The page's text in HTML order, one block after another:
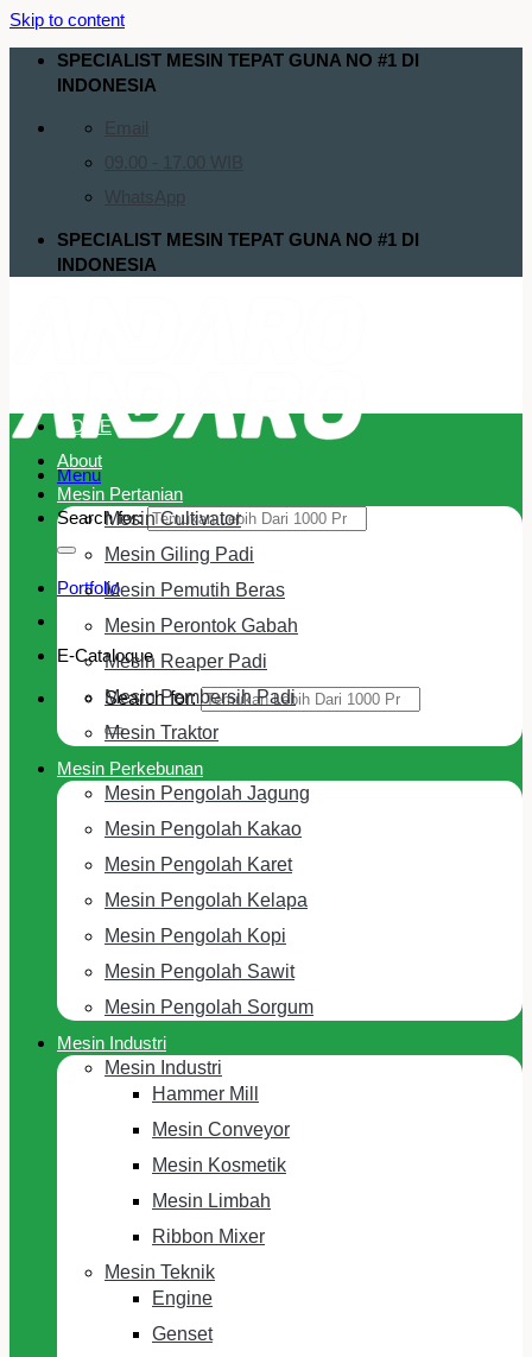
Skip to content
SPECIALIST MESIN TEPAT GUNA NO #1 DI
INDONESIA
SPECIALIST MESIN TEPAT GUNA NO #1 DI
INDONESIA
Menu
Search for:
Portfolio
E-Cataloque
Search for:
HOME
About
Mesin Pertanian
Mesin Cultivator
Mesin Giling Padi
Mesin Pemutih Beras
Mesin Perontok Gabah
Mesin Reaper Padi
Mesin Pembersih Padi
Mesin Traktor
Mesin Perkebunan
Mesin Pengolah Jagung
Mesin Pengolah Kakao
Mesin Pengolah Karet
Mesin Pengolah Kelapa
Mesin Pengolah Kopi
Mesin Pengolah Sawit
Mesin Pengolah Sorgum
Mesin Industri
Mesin Industri
Hammer Mill
Mesin Conveyor
Mesin Kosmetik
Mesin Limbah
Ribbon Mixer
Mesin Teknik
Engine
Genset